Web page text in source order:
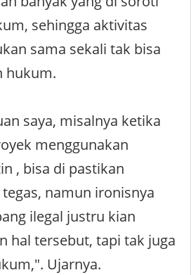
sehingga aktivitas
sama sekali tak bisa
hukum.
saya, misalnya ketika
menggunakan
, bisa di pastikan
namun ironisnya
ilegal justru kian
hal tersebut, tapi tak juga
Ujarnya.